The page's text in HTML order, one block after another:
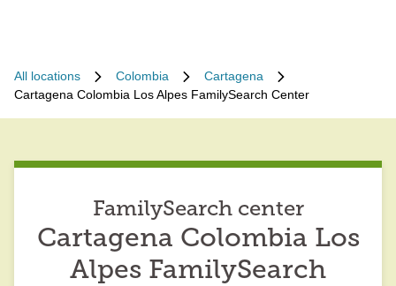
All locations Colombia
Cartagena
Cartagena Colombia Los Alpes FamilySearch Center
FamilySearch center
Cartagena Colombia Los
Alpes FamilySearch